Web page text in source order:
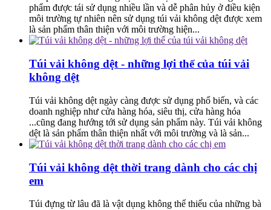
phẩm được tái sử dụng nhiều lần và dễ phân hủy ở điều kiện
môi trường tự nhiên nên sử dụng túi vải không dệt được xem
là sản phẩm thân thiện với môi trường hiện...
Túi vải không dệt - những lợi thế của túi vải
không dệt
Túi vải không dệt ngày càng được sử dụng phổ biến, và các
doanh nghiệp như cửa hàng hóa, siêu thị, cửa hàng hóa
...cũng đang hướng tới sử dụng sản phẩm này. Túi vải không
dệt là sản phẩm thân thiện nhất với môi trường và là sản...
Túi vải không dệt thời trang dành cho các chị
em
Túi đựng từ lâu đã là vật dụng không thể thiếu của những bà